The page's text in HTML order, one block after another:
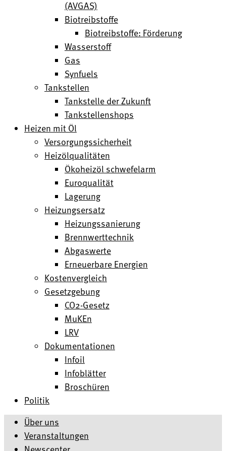
(AVGAS)
Biotreibstoffe
Biotreibstoffe: Förderung
Wasserstoff
Gas
Synfuels
Tankstellen
Tankstelle der Zukunft
Tankstellenshops
Heizen mit Öl
Versorgungssicherheit
Heizölqualitäten
Ökoheizöl schwefelarm
Euroqualität
Lagerung
Heizungsersatz
Heizungssanierung
Brennwerttechnik
Abgaswerte
Erneuerbare Energien
Kostenvergleich
Gesetzgebung
CO2-Gesetz
MuKEn
LRV
Dokumentationen
Infoil
Infoblätter
Broschüren
Politik
Über uns
Veranstaltungen